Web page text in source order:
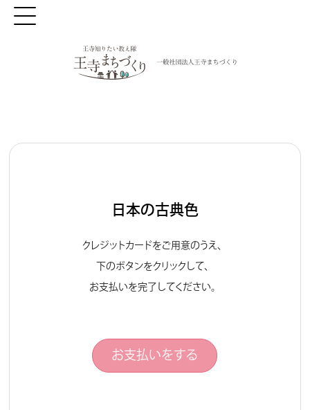
日本の古典色
クレジットカードをご用意のうえ、
下のボタンをクリックして、
お支払いを完了してください。
お支払いをする